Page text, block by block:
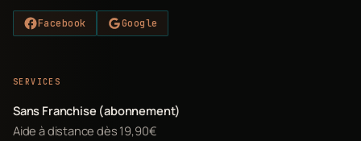
Facebook Google
SERVICES
Sans Franchise (abonnement)
Aide à distance dès 19,90€